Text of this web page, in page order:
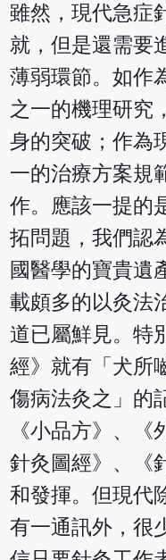
雖然，現代急症
就，但是還需要
薄弱環節。如作
之一的機理研究
身的突破；作為
一的治療方案規
作。應該一提的
拓問題，我們認
國醫學的寶貴遺
載頗多的以灸法
道已屬鮮見。特
經》就有「犬所
傷病法灸之」的
《小品方》、
針灸圖經》、《
和發揮。但現代
有一通訊外，很